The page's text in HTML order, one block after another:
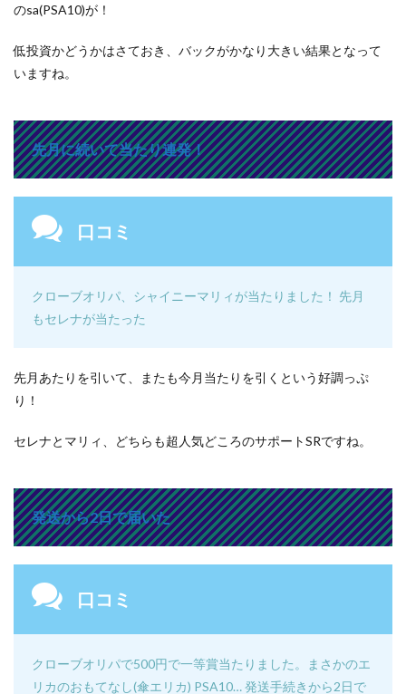
のsa(PSA10)が！
低投資かどうかはさておき、バックがかなり大きい結果となって
いますね。
先月に続いて当たり連発！
口コミ
クローブオリパ、シャイニーマリィが当たりました！ 先月
もセレナが当たった
先月あたりを引いて、またも今月当たりを引くという好調っぷ
り！
セレナとマリィ、どちらも超人気どころのサポートSRですね。
発送から2日で届いた
口コミ
クローブオリパで500円で一等賞当たりました。
まさかのエ
リカのおもてなし(傘エリカ) PSA10… 発送手続きから2日で